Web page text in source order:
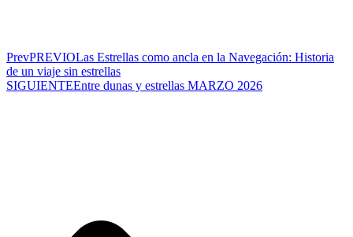
PrevPREVIOLas Estrellas como ancla en la Navegación: Historia
de un viaje sin estrellas
SIGUIENTEEntre dunas y estrellas MARZO 2026